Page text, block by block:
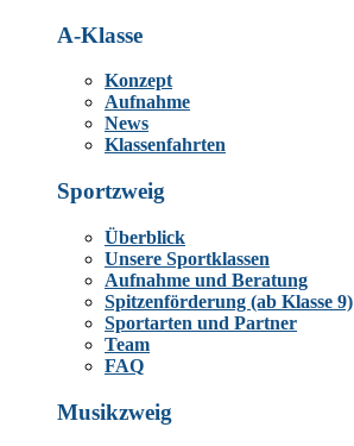
A-Klasse
Konzept
Aufnahme
News
Klassenfahrten
Sportzweig
Überblick
Unsere Sportklassen
Aufnahme und Beratung
Spitzenförderung (ab Klasse 9)
Sportarten und Partner
Team
FAQ
Musikzweig